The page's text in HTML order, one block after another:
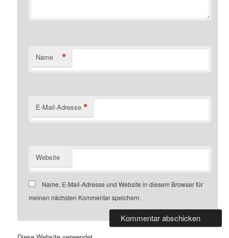
Name *
E-Mail-Adresse *
Website
Name, E-Mail-Adresse und Website in diesem Browser für
meinen nächsten Kommentar speichern.